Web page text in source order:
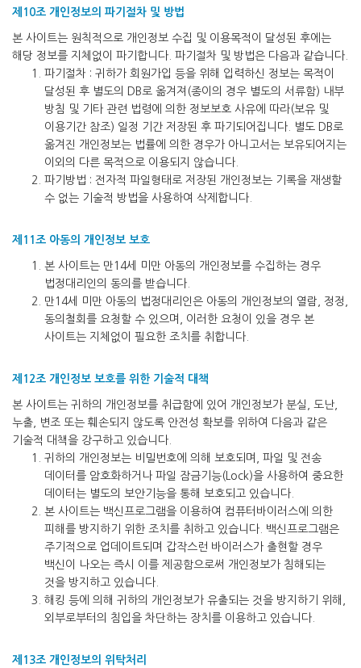
제10조 개인정보의 파기절차 및 방법
본 사이트는 원칙적으로 개인정보 수집 및 이용목적이 달성된 후에는
해당 정보를 지체없이 파기합니다. 파기절차 및 방법은 다음과 같습니다.
파기절차 : 귀하가 회원가입 등을 위해 입력하신 정보는 목적이
달성된 후 별도의 DB로 옮겨져(종이의 경우 별도의 서류함) 내부
방침 및 기타 관련 법령에 의한 정보보호 사유에 따라(보유 및
이용기간 참조) 일정 기간 저장된 후 파기되어집니다. 별도 DB로
옮겨진 개인정보는 법률에 의한 경우가 아니고서는 보유되어지는
이외의 다른 목적으로 이용되지 않습니다.
파기방법 : 전자적 파일형태로 저장된 개인정보는 기록을 재생할
수 없는 기술적 방법을 사용하여 삭제합니다.
제11조 아동의 개인정보 보호
본 사이트는 만14세 미만 아동의 개인정보를 수집하는 경우
법정대리인의 동의를 받습니다.
만14세 미만 아동의 법정대리인은 아동의 개인정보의 열람, 정정,
동의철회를 요청할 수 있으며, 이러한 요청이 있을 경우 본
사이트는 지체없이 필요한 조치를 취합니다.
제12조 개인정보 보호를 위한 기술적 대책
본 사이트는 귀하의 개인정보를 취급함에 있어 개인정보가 분실, 도난,
누출, 변조 또는 훼손되지 않도록 안전성 확보를 위하여 다음과 같은
기술적 대책을 강구하고 있습니다.
귀하의 개인정보는 비밀번호에 의해 보호되며, 파일 및 전송
데이터를 암호화하거나 파일 잠금기능(Lock)을 사용하여 중요한
데이터는 별도의 보안기능을 통해 보호되고 있습니다.
본 사이트는 백신프로그램을 이용하여 컴퓨터바이러스에 의한
피해를 방지하기 위한 조치를 취하고 있습니다. 백신프로그램은
주기적으로 업데이트되며 갑작스런 바이러스가 출현할 경우
백신이 나오는 즉시 이를 제공함으로써 개인정보가 침해되는
것을 방지하고 있습니다.
해킹 등에 의해 귀하의 개인정보가 유출되는 것을 방지하기 위해,
외부로부터의 침입을 차단하는 장치를 이용하고 있습니다.
제13조 개인정보의 위탁처리